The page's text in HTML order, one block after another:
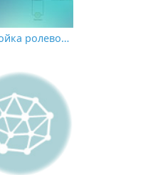
Настройка ролевой модели low-code инструментами. Мастер-класс